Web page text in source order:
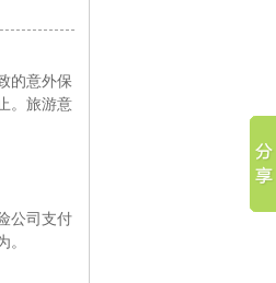
的意外保
。旅游意
公司支付
。